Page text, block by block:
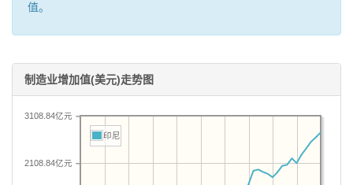
值。
制造业增加值(美元)走势图
2108.84亿元
3108.84亿元
印尼